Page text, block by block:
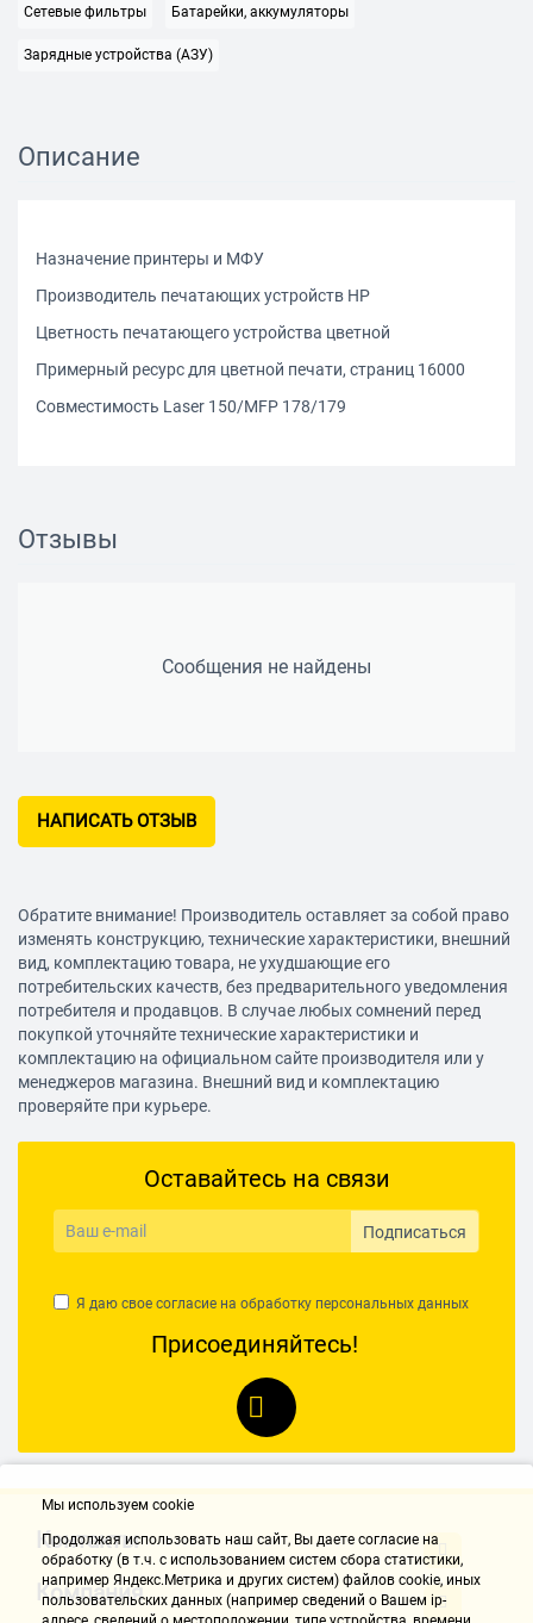
Сетевые фильтры Батарейки, аккумуляторы
Зарядные устройства (АЗУ)
Описание
Назначение принтеры и МФУ
Производитель печатающих устройств HP
Цветность печатающего устройства цветной
Примерный ресурс для цветной печати, страниц 16000
Совместимость Laser 150/MFP 178/179
Отзывы
Сообщения не найдены
НАПИСАТЬ ОТЗЫВ
Обратите внимание! Производитель оставляет за собой право
изменять конструкцию, технические характеристики, внешний
вид, комплектацию товара, не ухудшающие его
потребительских качеств, без предварительного уведомления
потребителя и продавцов. В случае любых сомнений перед
покупкой уточняйте технические характеристики и
комплектацию на официальном сайте производителя или у
менеджеров магазина. Внешний вид и комплектацию
проверяйте при курьере.
Оставайтесь на связи
Подписаться
Я даю свое согласие на обработку персональных данных
Присоединяйтесь!
Контакты
Компания
Мы используем cookie
Продолжая использовать наш cайт, Вы даете согласие на
обработку (в т.ч. с использованием систем сбора статистики,
например Яндекс.Метрика и других систем) файлов cookie, иных
пользовательских данных (например сведений о Вашем ip-